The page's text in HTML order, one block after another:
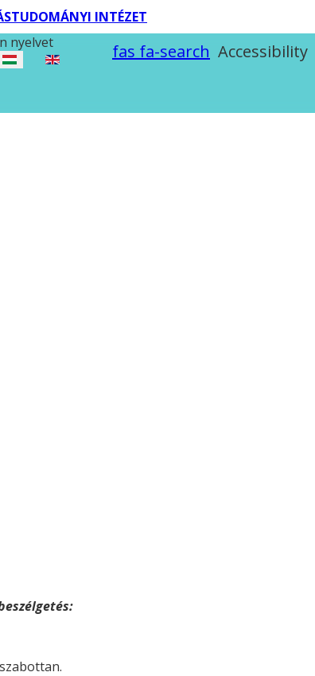
INTÉZET
nyelvet
fas fa-search Accessibility